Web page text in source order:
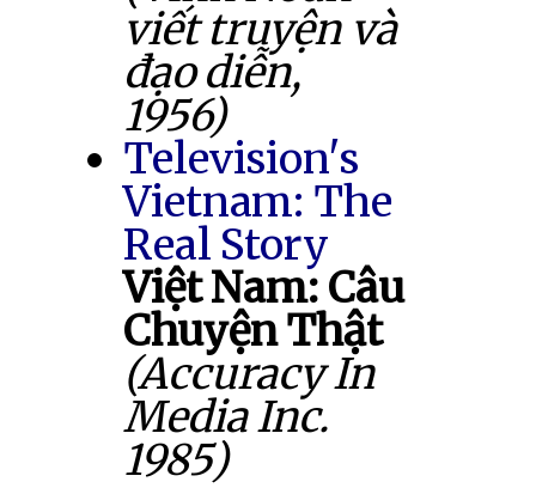
viết truyện và
đạo diễn,
1956)
Television's
Vietnam: The
Real Story
Việt Nam: Câu
Chuyện Thật
(Accuracy In
Media Inc.
1985)